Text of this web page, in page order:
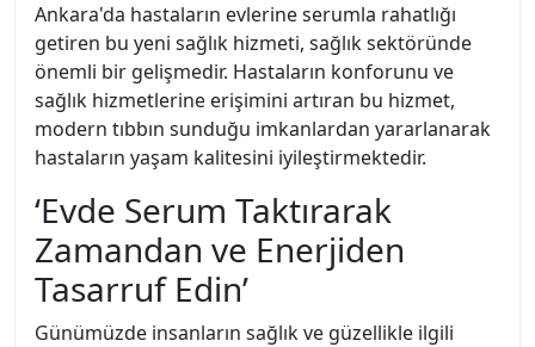
Ankara'da hastaların evlerine serumla rahatlığı
getiren bu yeni sağlık hizmeti, sağlık sektöründe
önemli bir gelişmedir. Hastaların konforunu ve
sağlık hizmetlerine erişimini artıran bu hizmet,
modern tıbbın sunduğu imkanlardan yararlanarak
hastaların yaşam kalitesini iyileştirmektedir.
‘Evde Serum Taktırarak
Zamandan ve Enerjiden
Tasarruf Edin’
Günümüzde insanların sağlık ve güzellikle ilgili